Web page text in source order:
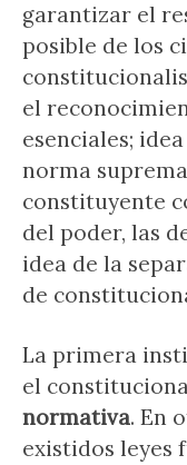
garantizar el
posible de los
el
esenciales;
norma
constituyente
del poder, las
idea de la
de
La primera
el
normativa. En
existidos leyes